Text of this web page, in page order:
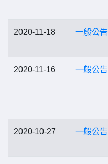
2020-11-18 一般公告
2020-11-16 一般公告
2020-10-27 一般公告